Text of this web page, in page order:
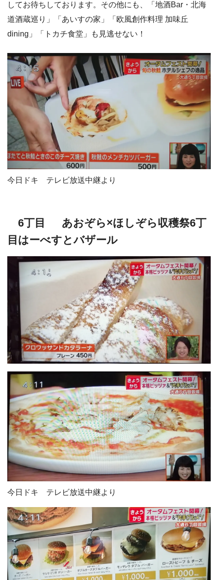
してお待ちしております。その他にも、「地酒Bar・北海
道酒蔵巡り」「あいすの家」「欧風創作料理 加味丘
dining」「トカチ食堂」も見逃せない！
今日ドキ テレビ放送中継より
6丁目 あおぞら×ほしぞら収穫祭6丁
目はーべすとバザール
今日ドキ テレビ放送中継より